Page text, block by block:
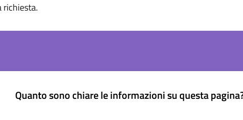
richiesta.
Quanto sono chiare le informazioni su questa